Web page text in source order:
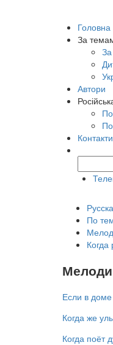
Головна
За
Автори
Контакти
По
Когда
Если в
Когда же
Когда поёт